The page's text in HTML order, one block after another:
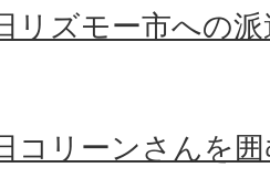
リズモー市への
コリーンさんを